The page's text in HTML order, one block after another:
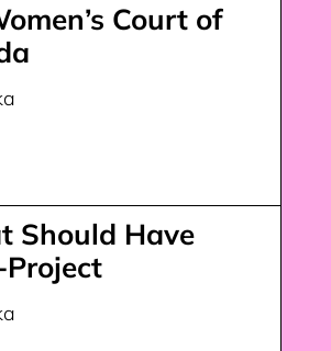
Should Have
Project
Court of